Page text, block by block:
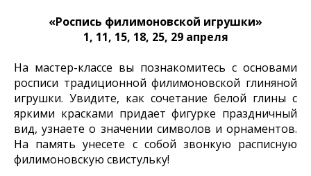
«Роспись филимоновской игрушки»
1, 11, 15, 18, 25, 29 апреля
На мастер-классе вы познакомитесь с основами
росписи традиционной филимоновской глиняной
игрушки. Увидите, как сочетание белой глины с
яркими красками придает фигурке праздничный
вид, узнаете о значении символов и орнаментов.
На память унесете с собой звонкую расписную
филимоновскую свистульку!